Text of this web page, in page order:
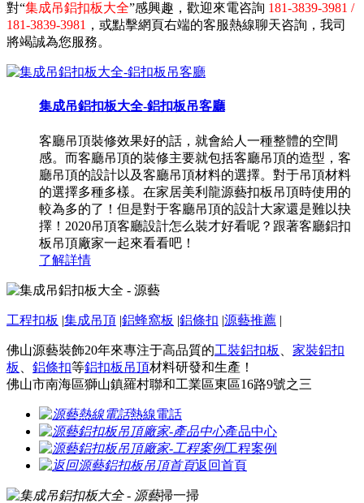
對“集成吊鋁扣板大全”感興趣，歡迎來電咨詢 181-3839-3981 /
181-3839-3981 ，或點擊網頁右端的客服熱線聊天咨詢，我司
將竭誠為您服務。
集成吊鋁扣板大全-鋁扣板吊客廳
客廳吊頂裝修效果好的話，就會給人一種整體的空間
感。而客廳吊頂的裝修主要就包括客廳吊頂的造型，客
廳吊頂的設計以及客廳吊頂材料的選擇。對于吊頂材料
的選擇多種多樣。在家居美利龍源藝扣板吊頂時使用的
較為多的了！但是對于客廳吊頂的設計大家還是難以抉
擇！2020吊頂客廳設計怎么裝才好看呢？跟著客廳鋁扣
板吊頂廠家一起來看看吧！
了解詳情
工程扣板 |集成吊頂 |鋁蜂窩板 |鋁條扣 |源藝推薦 |
佛山源藝裝飾20年來專注于高品質的工裝鋁扣板
家裝鋁扣
板
鋁條扣等鋁扣板吊頂材料研發和生產！
佛山市南海區獅山鎮羅村聯和工業區東區16路9號之三
熱線電話
產品中心
工程案例
返回首頁
掃一掃